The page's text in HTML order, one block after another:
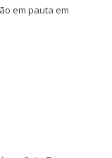
em pauta em